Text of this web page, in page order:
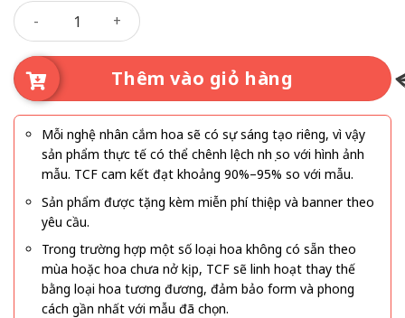
chúng tôi sở hữu độ chân thực lên đến 95%, mang lại
không gian tiệc cưới rực rỡ và sang trọng không thua kém
hoa tươi.
Cổng Hoa Cưới Hoa Giả số lượng
Thêm vào giỏ hàng
Mỗi nghệ nhân cắm hoa sẽ có sự sáng tạo riêng, vì vậy
sản phẩm thực tế có thể chênh lệch nhẹ so với hình ảnh
mẫu. TCF cam kết đạt khoảng 90%–95% so với mẫu.
Sản phẩm được tặng kèm miễn phí thiệp và banner theo
yêu cầu.
Trong trường hợp một số loại hoa không có sẵn theo
mùa hoặc hoa chưa nở kịp, TCF sẽ linh hoạt thay thế
bằng loại hoa tương đương, đảm bảo form và phong
cách gần nhất với mẫu đã chọn.